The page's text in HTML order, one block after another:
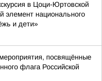
в Цоци-Юртовской
элемент национального
и дети»
посвящённые
флага Российской